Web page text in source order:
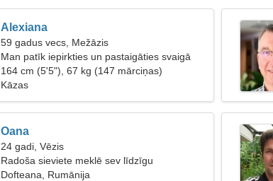
Alexiana
59 gadus vecs, Mežāzis
Man patīk iepirkties un pastaigāties svaigā
gaisā
164 cm (5'5"), 67 kg (147 mārciņas)
Kāzas
Oana
24 gadi, Vēzis
Radoša sieviete meklē sev līdzīgu
Dofteana, Rumānija